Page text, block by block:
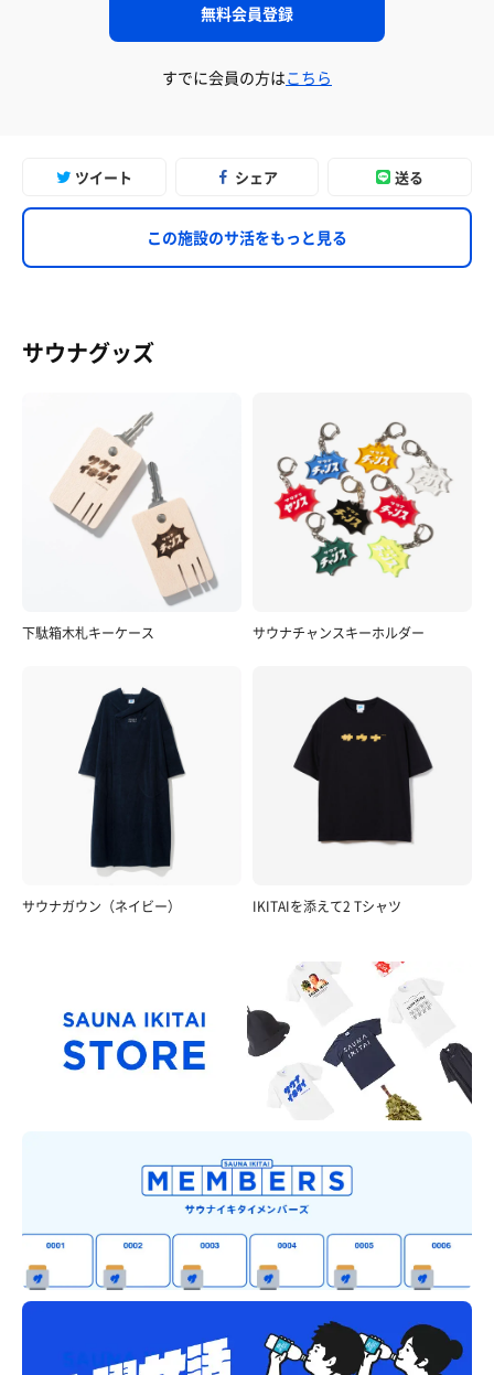
無料会員登録
すでに会員の方はこちら
ツイート シェア 送る
この施設のサ活をもっと見る
サウナグッズ
下駄箱木札キーケース サウナチャンスキーホルダー
サウナガウン（ネイビー） IKITAIを添えて2 Tシャツ